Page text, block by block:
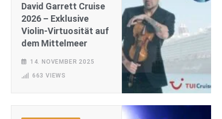
David Garrett Cruise
2026 – Exklusive
Violin-Virtuosität auf
dem Mittelmeer
14. NOVEMBER 2025
663 VIEWS